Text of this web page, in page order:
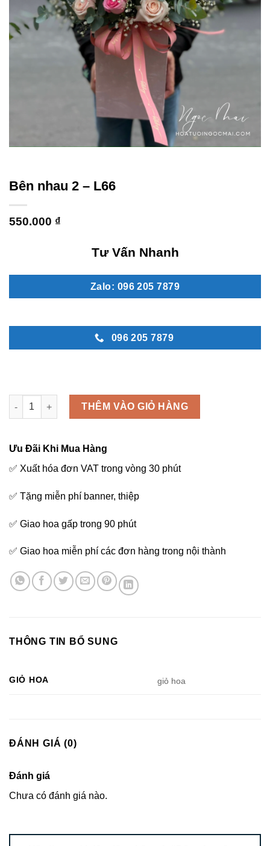
Bên nhau 2 – L66
550.000 ₫
Tư Vấn Nhanh
Zalo: 096 205 7879
096 205 7879
Bên nhau 2 - L66 số lượng
THÊM VÀO GIỎ HÀNG
Ưu Đãi Khi Mua Hàng
✅ Xuất hóa đơn VAT trong vòng 30 phút
✅ Tặng miễn phí banner, thiệp
✅ Giao hoa gấp trong 90 phút
✅ Giao hoa miễn phí các đơn hàng trong nội thành
THÔNG TIN BỔ SUNG
GIỎ HOA giỏ hoa
ĐÁNH GIÁ (0)
Đánh giá
Chưa có đánh giá nào.